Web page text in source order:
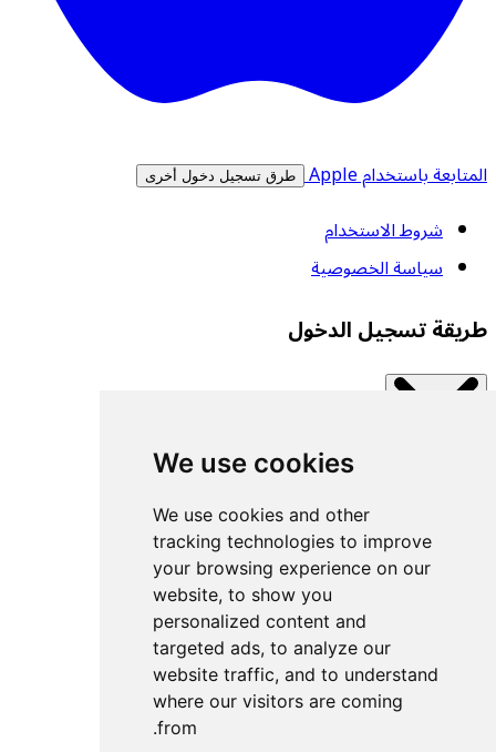
We use cookies
We use cookies and other
tracking technologies to improve
your browsing experience on our
website, to show you
personalized content and
targeted ads, to analyze our
website traffic, and to understand
where our visitors are coming
from.
المتابعة باستخدام Apple طرق تسجيل دخول أخرى
شروط الاستخدام
سياسة الخصوصية
طريقة تسجيل الدخول
اتصل بإحدى الخدمات المتاحة.
تسجيل الدخول بمفتاح مرور
تسجيل الدخول باستخدام UACF
تسجيل الدخول باستخدام Decathlon
تسجيل الدخول باستخدام Withings